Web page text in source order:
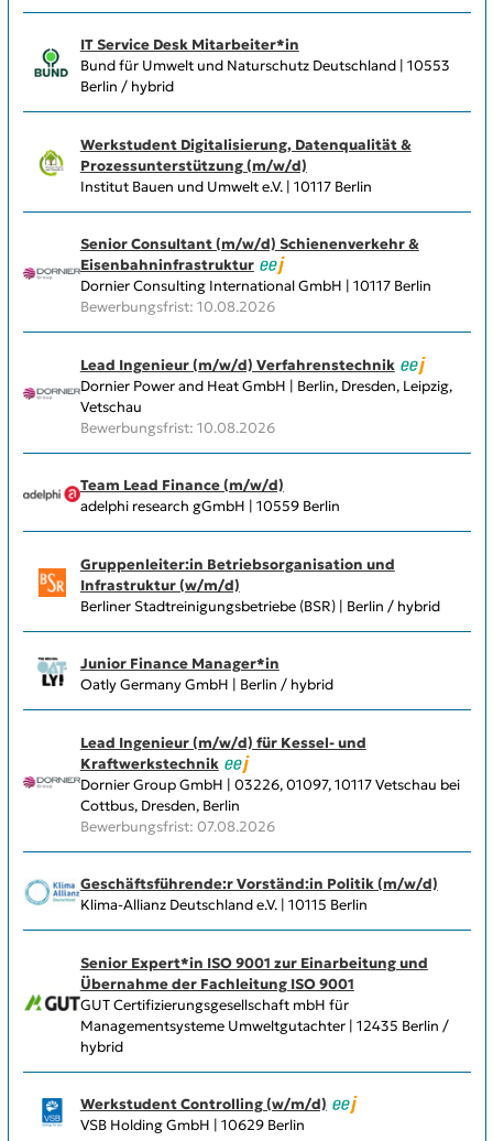
IT Service Desk Mitarbeiter*in
Bund für Umwelt und Naturschutz Deutschland | 10553
Berlin / hybrid
Werkstudent Digitalisierung, Datenqualität &
Prozessunterstützung (m/w/d)
Institut Bauen und Umwelt e.V. | 10117 Berlin
Senior Consultant (m/w/d) Schienenverkehr &
Eisenbahninfrastruktur
Dornier Consulting International GmbH | 10117 Berlin
Bewerbungsfrist: 10.08.2026
Lead Ingenieur (m/w/d) Verfahrenstechnik
Dornier Power and Heat GmbH | Berlin, Dresden, Leipzig,
Vetschau
Bewerbungsfrist: 10.08.2026
Team Lead Finance (m/w/d)
adelphi research gGmbH | 10559 Berlin
Gruppenleiter:in Betriebsorganisation und
Infrastruktur (w/m/d)
Berliner Stadtreinigungsbetriebe (BSR) | Berlin / hybrid
Junior Finance Manager*in
Oatly Germany GmbH | Berlin / hybrid
Lead Ingenieur (m/w/d) für Kessel- und
Kraftwerkstechnik
Dornier Group GmbH | 03226, 01097, 10117 Vetschau bei
Cottbus, Dresden, Berlin
Bewerbungsfrist: 07.08.2026
Geschäftsführende:r Vorständ:in Politik (m/w/d)
Klima-Allianz Deutschland e.V. | 10115 Berlin
Senior Expert*in ISO 9001 zur Einarbeitung und
Übernahme der Fachleitung ISO 9001
GUT Certifizierungsgesellschaft mbH für
Managementsysteme Umweltgutachter | 12435 Berlin /
hybrid
Werkstudent Controlling (w/m/d)
VSB Holding GmbH | 10629 Berlin